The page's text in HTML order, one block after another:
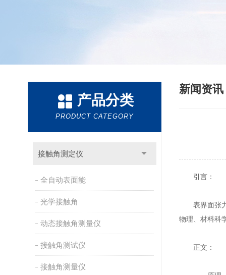
产品分类
PRODUCT CATEGORY
接触角测定仪
全自动表面能
光学接触角
动态接触角测量仪
接触角测试仪
接触角测量仪
新闻资讯
引言：
表界面张力
物理、材料科
正文：